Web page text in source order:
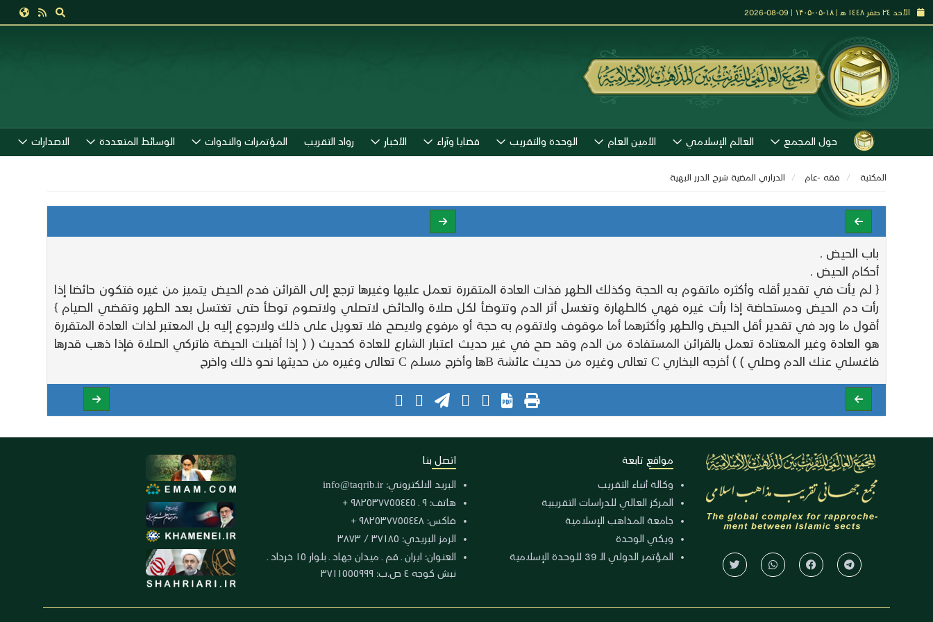
الأحد ٢٤ صفر ١٤٤٨ هـ | ۱۸-۰۵-۱۴۰۵ | 09-08-2026
حول المجمع العالم الإسلامي الأمين العام الوحدة والتقريب قضايا وآراء الأخبار رواد التقريب المؤتمرات والندوات الوسائط المتعددة الاصدارات
المكتبة فقه -عام الدراري المضية شرح الدرر البهية
باب الحيض .
أحكام الحيض .
{ لم يأت في تقدير أقله وأكثره ماتقوم به الحجة وكذلك الطهر فذات العادة المتقررة تعمل عليها وغيرها ترجع إلى القرائن فدم الحيض يتميز من غيره فتكون حائضا إذا
رأت دم الحيض ومستحاضة إذا رأت غيره فهي كالطهارة وتغسل أثر الدم وتتوضأ لكل صلاة والحائض لاتصلي ولاتصوم توطأ حتى تغتسل بعد الطهر وتقضي الصيام }
أقول ما ورد في تقدير أقل الحيض والطهر وأكثرهما أما موقوف ولاتقوم به حجة أو مرفوع ولايصح فلا تعويل على ذلك ولارجوع إليه بل المعتبر لذات العادة المتقررة
هو العادة وغير المعتادة تعمل بالقرائن المستفادة من الدم وقد صح في غير حديث اعتبار الشارع للعادة كحديث ( ( إذا أقبلت الحيضة فاتركي الصلاة فإذا ذهب قدرها
فاغسلي عنك الدم وصلي ) ) أخرجه البخاري C تعالى وغيره من حديث عائشة Bها وأخرج مسلم C تعالى وغيره من حديثها نحو ذلك واخرج
مواقع تابعة
وكالة أنباء التقريب
المركز العالي للدراسات التقريبية
جامعة المذاهب الإسلامية
ويكي الوحدة
المؤتمر الدولي الـ 39 للوحدة الإسلامية
اتصل بنا
البريد الالكتروني: info@taqrib.ir
هاتف: ٩ ـ ٩٨٢٥٣٧٧٥٥٤٤٥ +
فاكس: ٩٨٢٥٣٧٧٥٥٤٤٨ +
الرمز البريدي: ٣٧١٨٥ / ٣٨٧٣
العنوان: ايران ـ قم ـ ميدان جهاد ـ بلوار ١٥ خرداد ـ
نبش كوجه ٤ ص.ب: ٣٧١١٥٥٥٩٩٩